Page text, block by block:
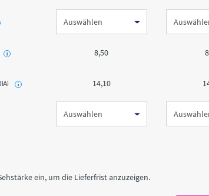
i 8,50
i 14,10
ein, um die Lieferfrist anzuzeigen.